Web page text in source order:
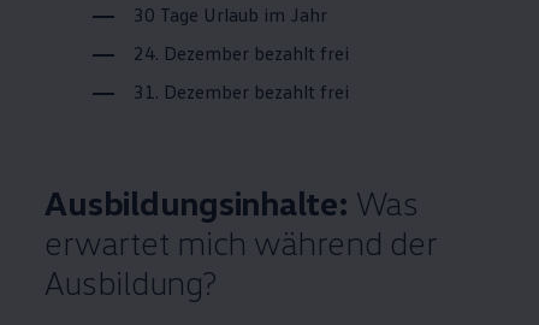
30 Tage Urlaub im Jahr
24. Dezember bezahlt frei
31. Dezember bezahlt frei
Ausbildungsinhalte: Was
erwartet mich während der
Ausbildung?